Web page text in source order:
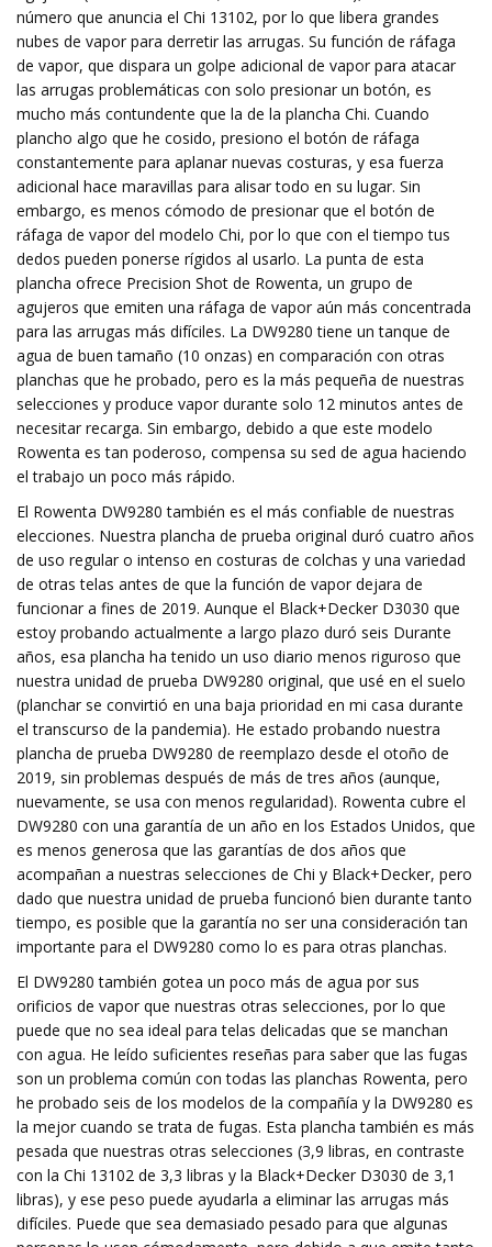
número que anuncia el Chi 13102, por lo que libera grandes
nubes de vapor para derretir las arrugas. Su función de ráfaga
de vapor, que dispara un golpe adicional de vapor para atacar
las arrugas problemáticas con solo presionar un botón, es
mucho más contundente que la de la plancha Chi. Cuando
plancho algo que he cosido, presiono el botón de ráfaga
constantemente para aplanar nuevas costuras, y esa fuerza
adicional hace maravillas para alisar todo en su lugar. Sin
embargo, es menos cómodo de presionar que el botón de
ráfaga de vapor del modelo Chi, por lo que con el tiempo tus
dedos pueden ponerse rígidos al usarlo. La punta de esta
plancha ofrece Precision Shot de Rowenta, un grupo de
agujeros que emiten una ráfaga de vapor aún más concentrada
para las arrugas más difíciles. La DW9280 tiene un tanque de
agua de buen tamaño (10 onzas) en comparación con otras
planchas que he probado, pero es la más pequeña de nuestras
selecciones y produce vapor durante solo 12 minutos antes de
necesitar recarga. Sin embargo, debido a que este modelo
Rowenta es tan poderoso, compensa su sed de agua haciendo
el trabajo un poco más rápido.
El Rowenta DW9280 también es el más confiable de nuestras
elecciones. Nuestra plancha de prueba original duró cuatro años
de uso regular o intenso en costuras de colchas y una variedad
de otras telas antes de que la función de vapor dejara de
funcionar a fines de 2019. Aunque el Black+Decker D3030 que
estoy probando actualmente a largo plazo duró seis Durante
años, esa plancha ha tenido un uso diario menos riguroso que
nuestra unidad de prueba DW9280 original, que usé en el suelo
(planchar se convirtió en una baja prioridad en mi casa durante
el transcurso de la pandemia). He estado probando nuestra
plancha de prueba DW9280 de reemplazo desde el otoño de
2019, sin problemas después de más de tres años (aunque,
nuevamente, se usa con menos regularidad). Rowenta cubre el
DW9280 con una garantía de un año en los Estados Unidos, que
es menos generosa que las garantías de dos años que
acompañan a nuestras selecciones de Chi y Black+Decker, pero
dado que nuestra unidad de prueba funcionó bien durante tanto
tiempo, es posible que la garantía no ser una consideración tan
importante para el DW9280 como lo es para otras planchas.
El DW9280 también gotea un poco más de agua por sus
orificios de vapor que nuestras otras selecciones, por lo que
puede que no sea ideal para telas delicadas que se manchan
con agua. He leído suficientes reseñas para saber que las fugas
son un problema común con todas las planchas Rowenta, pero
he probado seis de los modelos de la compañía y la DW9280 es
la mejor cuando se trata de fugas. Esta plancha también es más
pesada que nuestras otras selecciones (3,9 libras, en contraste
con la Chi 13102 de 3,3 libras y la Black+Decker D3030 de 3,1
libras), y ese peso puede ayudarla a eliminar las arrugas más
difíciles. Puede que sea demasiado pesado para que algunas